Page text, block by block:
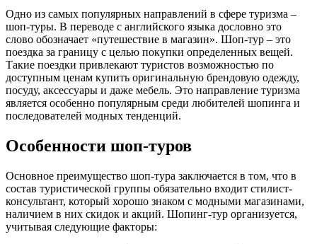
Одно из самых популярных направлений в сфере туризма –
шоп-туры. В переводе с английского языка дословно это
слово обозначает «путешествие в магазин». Шоп-тур – это
поездка за границу с целью покупки определенных вещей.
Такие поездки привлекают туристов возможностью по
доступным ценам купить оригинальную брендовую одежду,
посуду, аксессуары и даже мебель. Это направление туризма
является особенно популярным среди любителей шопинга и
последователей модных тенденций.
Особенности шоп-туров
Основное преимущество шоп-тура заключается в том, что в
состав туристической группы обязательно входит стилист-
консультант, который хорошо знаком с модными магазинами,
наличием в них скидок и акций. Шопинг-тур организуется,
учитывая следующие факторы: